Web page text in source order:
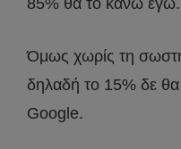
85% θα το κάνω εγώ.
Όμως χωρίς τη σωστή
δηλαδή το 15% δε θα
Google.